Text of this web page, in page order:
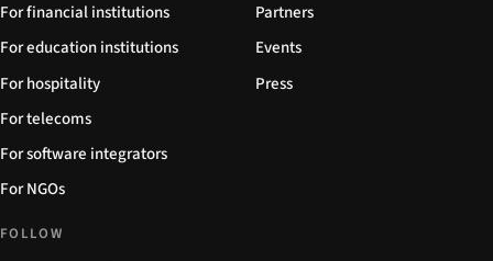
For financial institutions
For education institutions
For hospitality
For telecoms
For software integrators
For NGOs
Partners
Events
Press
FOLLOW